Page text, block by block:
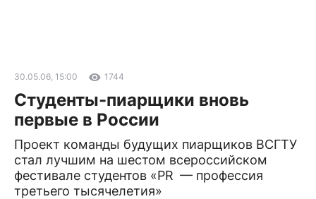
30.05.06, 15:00 1744
Студенты-пиарщики вновь
первые в России
Проект команды будущих пиарщиков ВСГТУ
стал лучшим на шестом всероссийском
фестивале студентов «PR — профессия
третьего тысячелетия»